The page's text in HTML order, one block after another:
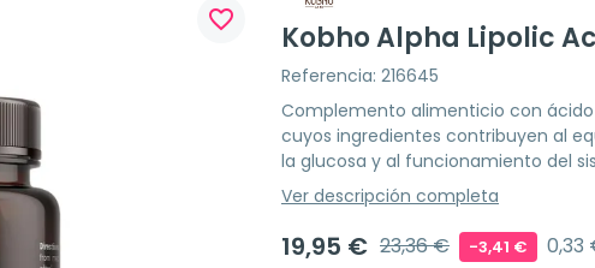
favorite_border
Kobho Alpha Lipolic
Referencia: 216645
Complemento alimenticio con
cuyos ingredientes contribuyen al
la glucosa y al funcionamiento del
Ver descripción completa
19,95 € 23,36 € -3,41 € 0,33